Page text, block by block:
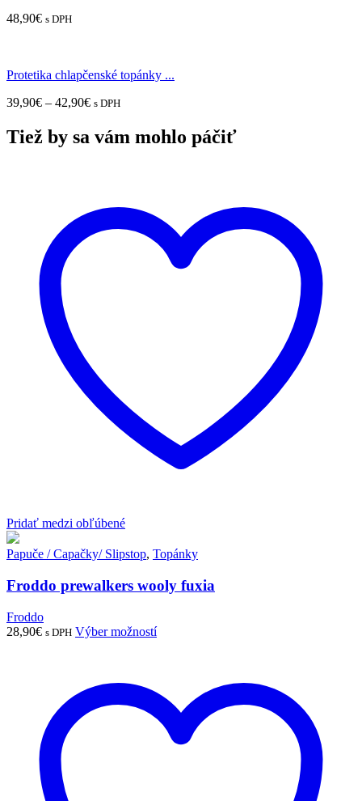
48,90€ s DPH
Protetika chlapčenské topánky ...
39,90€ – 42,90€Price
39,90€
through
s DPH
Tiež by sa vám mohlo páčiť
Pridať medzi obľúbené
Papuče / Capačky/ Slipstop, Topánky
Froddo prewalkers wooly fuxia
Froddo
28,90€ s DPH Výber možnostíTento
variantov.
Možnosti
si
môžete
vybrať